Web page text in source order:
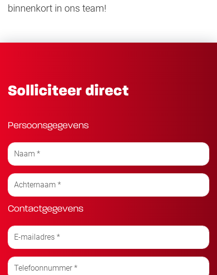
binnenkort in ons team!
Solliciteer direct
Persoonsgegevens
Contactgegevens